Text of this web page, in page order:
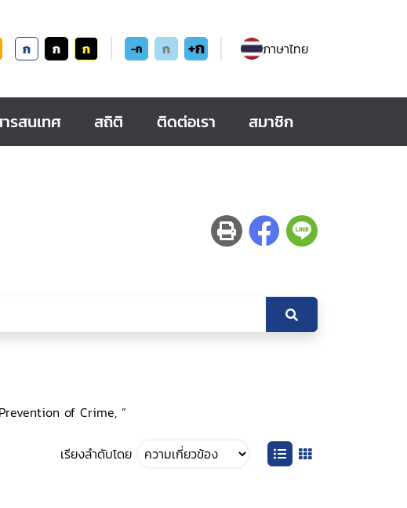
ก ก ก -ก ก +ก ภาษาไทย
รสนเทศ สถิติ ติดต่อเรา สมาชิก
of Crime, ”
เรียงลำดับโดย